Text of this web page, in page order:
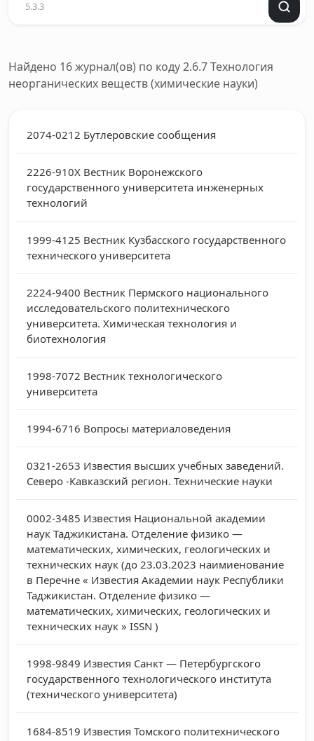
Найдено 16 журнал(ов) по коду 2.6.7 Технология
неорганических веществ (химические науки)
2074-0212 Бутлеровские сообщения
2226-910X Вестник Воронежского
государственного университета инженерных
технологий
1999-4125 Вестник Кузбасского государственного
технического университета
2224-9400 Вестник Пермского национального
исследовательского политехнического
университета. Химическая технология и
биотехнология
1998-7072 Вестник технологического
университета
1994-6716 Вопросы материаловедения
0321-2653 Известия высших учебных заведений.
Северо -Кавказский регион. Технические науки
0002-3485 Известия Национальной академии
наук Таджикистана. Отделение физико —
математических, химических, геологических и
технических наук (до 23.03.2023 наимиенование
в Перечне « Известия Академии наук Республики
Таджикистан. Отделение физико —
математических, химических, геологических и
технических наук » ISSN )
1998-9849 Известия Санкт — Петербургского
государственного технологического института
(технического университета)
1684-8519 Известия Томского политехнического